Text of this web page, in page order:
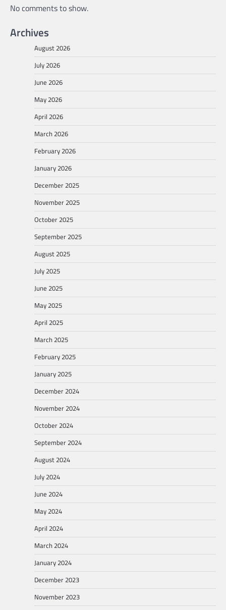
No comments to show.
Archives
August 2026
July 2026
June 2026
May 2026
April 2026
March 2026
February 2026
January 2026
December 2025
November 2025
October 2025
September 2025
August 2025
July 2025
June 2025
May 2025
April 2025
March 2025
February 2025
January 2025
December 2024
November 2024
October 2024
September 2024
August 2024
July 2024
June 2024
May 2024
April 2024
March 2024
January 2024
December 2023
November 2023